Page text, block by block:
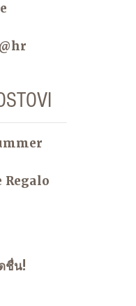
Regalo
ชื่น!